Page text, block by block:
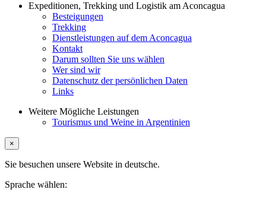
Expeditionen, Trekking und Logistik am Aconcagua
Besteigungen
Trekking
Dienstleistungen auf dem Aconcagua
Kontakt
Darum sollten Sie uns wählen
Wer sind wir
Datenschutz der persönlichen Daten
Links
Weitere Mögliche Leistungen
Tourismus und Weine in Argentinien
×
Sie besuchen unsere Website in deutsche.
Sprache wählen: